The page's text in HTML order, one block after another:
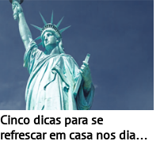
ao final de Setembro -
Experiência luminosa no
jardim do Museu de
Alberto Sampaio
Cinco dicas para se
refrescar em casa nos dias